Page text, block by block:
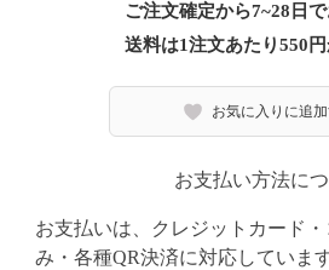
ご注文確定から7~28日
送料は1注文あたり550
お気に入りに追
お支払い方法に
お支払いは、クレジットカード
み・各種QR決済に対応しています